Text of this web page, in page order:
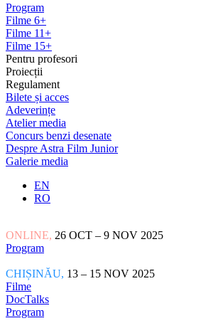
Program
Filme 6+
Filme 11+
Filme 15+
Pentru profesori
Proiecții
Regulament
Bilete și acces
Adeverințe
Atelier media
Concurs benzi desenate
Despre Astra Film Junior
Galerie media
EN
RO
ONLINE, 26 OCT – 9 NOV 2025
Program
CHIȘINĂU, 13 – 15 NOV 2025
Filme
DocTalks
Program